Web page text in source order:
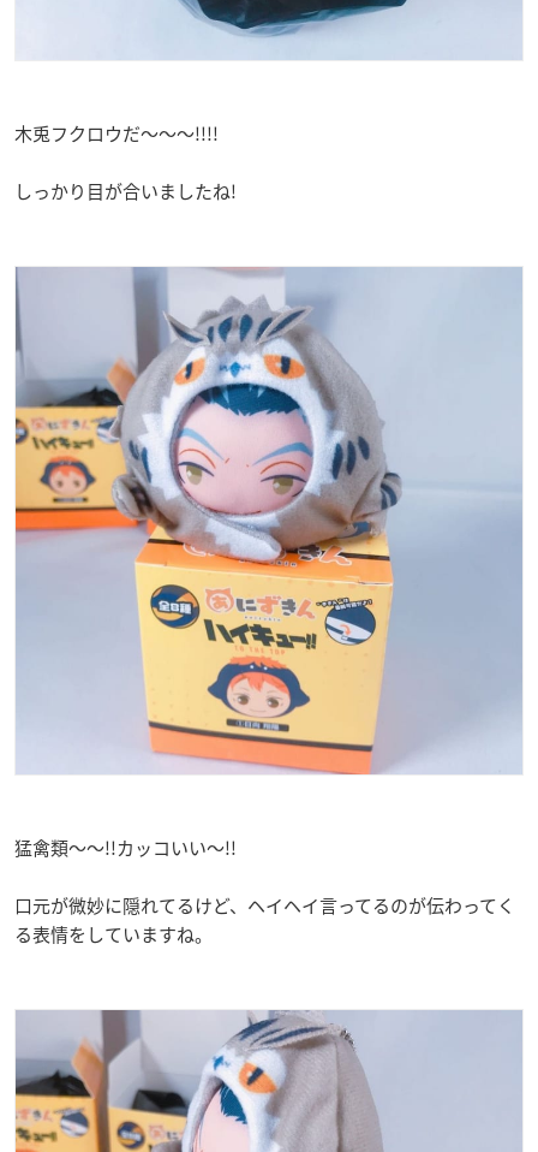
木兎フクロウだ〜〜〜!!!!
しっかり目が合いましたね!
猛禽類〜〜!!カッコいい〜!!
口元が微妙に隠れてるけど、ヘイヘイ言ってるのが伝わってく
る表情をしていますね。